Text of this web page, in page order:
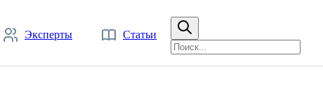
Эксперты Статьи